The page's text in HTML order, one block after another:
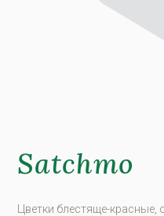
Satchmo
Цвeтки блeстящe-крaсныe,